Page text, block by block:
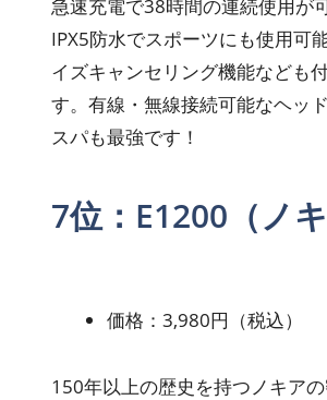
急速充電で38時間の連続使用が
IPX5防水でスポーツにも使用可
イズキャンセリング機能なども
す。有線・無線接続可能なヘッ
スパも最強です！
7位：E1200（ノキ
価格：3,980円（税込）
150年以上の歴史を持つノキア